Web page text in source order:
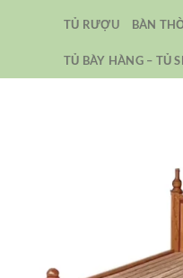
TỦ RƯỢU BÀN
TỦ BÀY HÀNG – TỦ